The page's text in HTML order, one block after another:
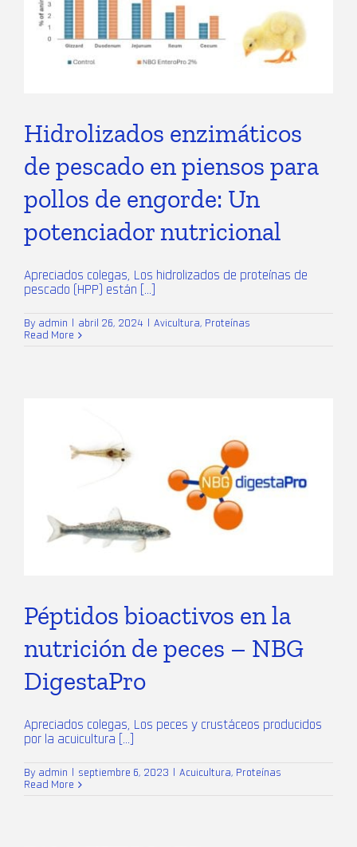
Hidrolizados enzimáticos
de pescado en piensos para
pollos de engorde: Un
potenciador nutricional
Apreciados colegas, Los hidrolizados de proteínas de
pescado (HPP) están [...]
By admin abril 26, 2024 Avicultura, Proteínas
Read More
Péptidos bioactivos en la
nutrición de peces – NBG
DigestaPro
Apreciados colegas, Los peces y crustáceos producidos
por la acuicultura [...]
By admin septiembre 6, 2023 Acuicultura, Proteínas
Read More